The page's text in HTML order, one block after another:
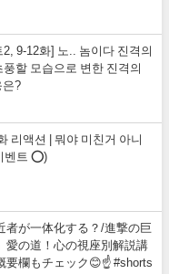
9-12화] 노.. 놈이다 진격의
할 모습으로 변한 진격의
은?
리액션 | 뭐야 미친거 아니
벤트 ⭕)
者が一体化する？/進撃の巨
愛の道！心の視座別解説講
要欄もチェック😊☝️ #shorts